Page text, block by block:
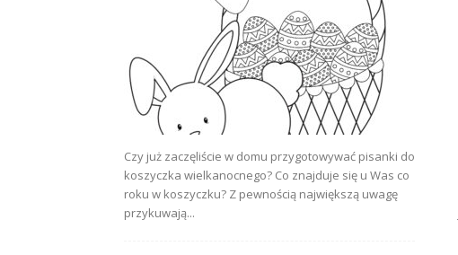
Czy już zaczęliście w domu przygotowywać pisanki do
koszyczka wielkanocnego? Co znajduje się u Was co
roku w koszyczku? Z pewnością największą uwagę
przykuwają...